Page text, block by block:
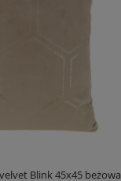
Blink 45x45 beżowa